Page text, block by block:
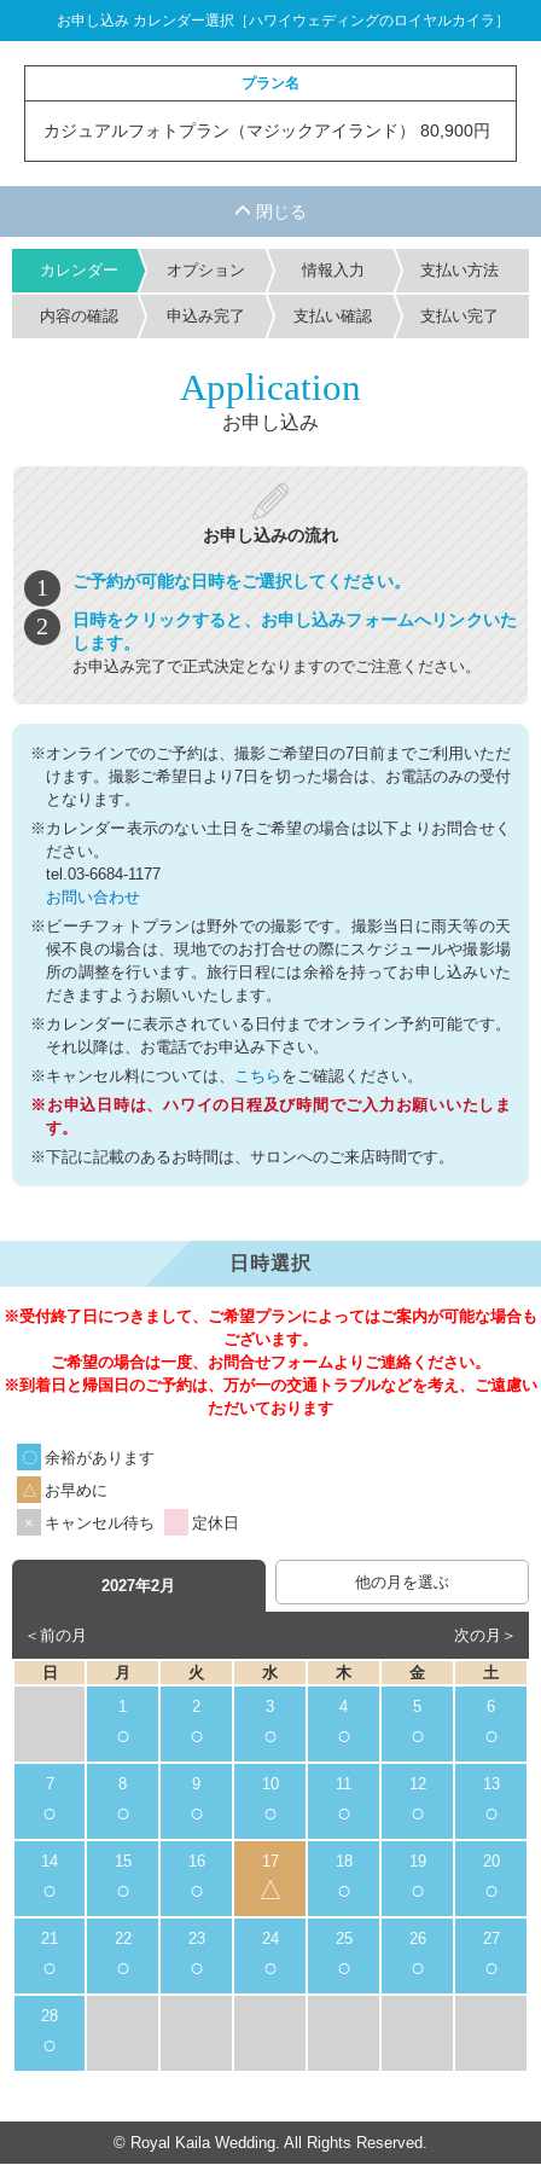
お申し込み カレンダー選択［ハワイウェディングのロイヤルカイラ］
プラン名
カジュアルフォトプラン（マジックアイランド） 80,900円
カレンダー オプション 情報入力 支払い方法
内容の確認 申込み完了 支払い確認 支払い完了
Application
お申し込み
お申し込みの流れ
ご予約が可能な日時をご選択してください。
日時をクリックすると、お申し込みフォームへリンクいた
します。
お申込み完了で正式決定となりますのでご注意ください。
※オンラインでのご予約は、撮影ご希望日の7日前までご利用いただ
けます。撮影ご希望日より7日を切った場合は、お電話のみの受付
となります。
※カレンダー表示のない土日をご希望の場合は以下よりお問合せく
ださい。
tel.03-6684-1177
お問い合わせ
※ビーチフォトプランは野外での撮影です。撮影当日に雨天等の天
候不良の場合は、現地でのお打合せの際にスケジュールや撮影場
所の調整を行います。旅行日程には余裕を持ってお申し込みいた
だきますようお願いいたします。
※カレンダーに表示されている日付までオンライン予約可能です。
それ以降は、お電話でお申込み下さい。
※キャンセル料については、 こちら をご確認ください。
※お申込日時は、ハワイの日程及び時間でご入力お願いいたしま
す。
※下記に記載のあるお時間は、サロンへのご来店時間です。
日時選択
※受付終了日につきまして、ご希望プランによってはご案内が可能な場合も
ございます。
ご希望の場合は一度、お問合せフォームよりご連絡ください。
※到着日と帰国日のご予約は、万が一の交通トラブルなどを考え、ご遠慮い
ただいております
余裕があります
お早めに
キャンセル待ち
定休日
2027年2月 他の月を選ぶ
＜前の月 次の月＞
日 月 火 水 木 金 土
○ ○ ○ ○ ○ ○
○ ○ ○ ○ ○ ○ ○
○ ○ ○ △ ○ ○ ○
○ ○ ○ ○ ○ ○ ○
○
© Royal Kaila Wedding. All Rights Reserved.